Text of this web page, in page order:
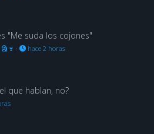
"Me suda los cojones"
· hace 2 horas
que hablan, no?